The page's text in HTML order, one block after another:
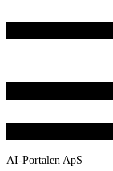
AI-Portalen ApS